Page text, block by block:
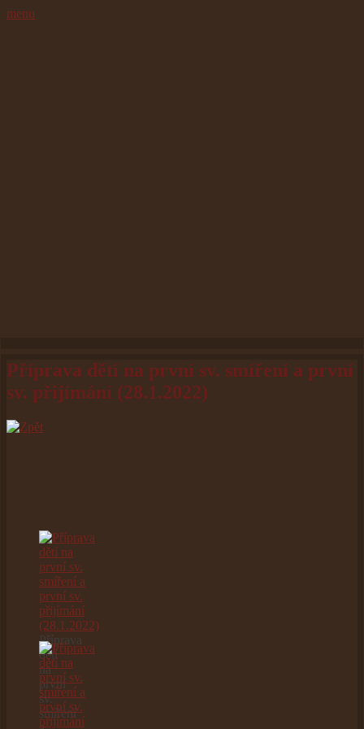
Příprava dětí na první sv. smíření a první
sv. přijímání (28.1.2022)
Příprava
dětí
na
první
sv.
smíření